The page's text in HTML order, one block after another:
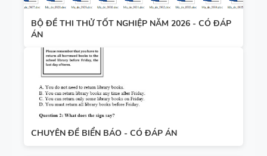
BỘ ĐỀ THI THỬ TỐT NGHIỆP NĂM 2026 - CÓ ĐÁP
ÁN
CHUYÊN ĐỀ BIỂN BÁO - CÓ ĐÁP ÁN